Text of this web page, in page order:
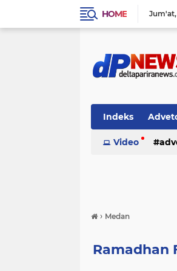
HOME Jum'at
Indeks
Video
› Medan
Ramadhan